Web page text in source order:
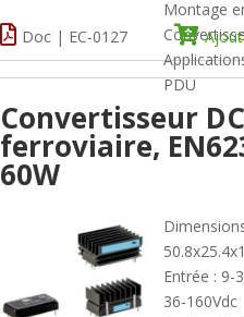
Montage
PDU
Doc | EC-0127
Convertisseur
ferroviaire,
60W
Entrée : 9-
36-160Vdc